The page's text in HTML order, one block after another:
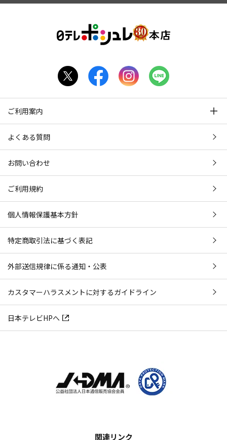
ご利用案内
よくある質問
お問い合わせ
ご利用規約
個人情報保護基本方針
特定商取引法に基づく表記
外部送信規律に係る通知・公表
カスタマーハラスメントに対するガイドライン
日本テレビHPへ
関連リンク